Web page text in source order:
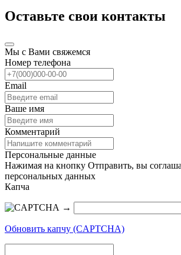
Оставьте свои контакты
Мы с Вами свяжемся
Номер телефона
Email
Ваше имя
Комментарий
Персональные данные
Нажимая на кнопку Отправить, вы
персональных данных
Капча
→
Обновить капчу (CAPTCHA)